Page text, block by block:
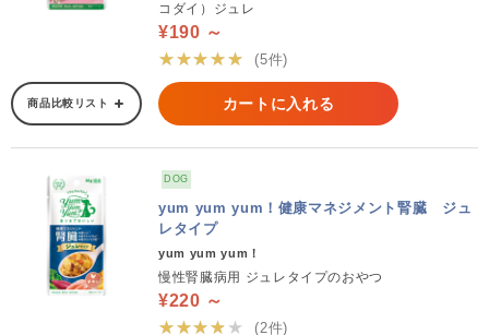
コダイ）ジュレ
¥190 ～
★★★★★
(5件)
商品比較リスト カートに入れる
DOG
yum yum yum！健康マネジメント腎臓 ジュ
レタイプ
yum yum yum！
慢性腎臓病用 ジュレタイプのおやつ
¥220 ～
★★★★★
(2件)